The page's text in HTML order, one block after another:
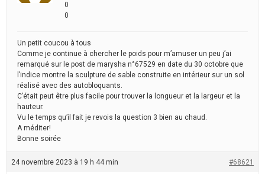
0
0
Un petit coucou à tous
Comme je continue à chercher le poids pour m’amuser un peu j’ai
remarqué sur le post de marysha n°67529 en date du 30 octobre que
l’indice montre la sculpture de sable construite en intérieur sur un sol
réalisé avec des autobloquants.
C’était peut être plus facile pour trouver la longueur et la largeur et la
hauteur.
Vu le temps qu’il fait je revois la question 3 bien au chaud.
A méditer!
Bonne soirée
24 novembre 2023 à 19 h 44 min #68621